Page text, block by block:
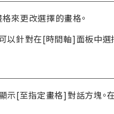
來更改選擇的畫格。
對在[時間軸]面板中選
[至指定畫格]對話方塊。